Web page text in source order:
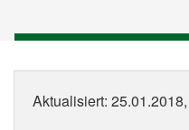
Aktualisiert: